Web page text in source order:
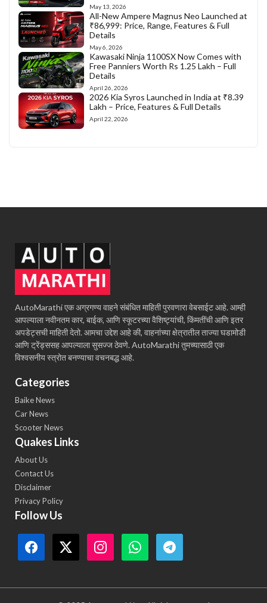
May 13, 2026
All-New Ampere Magnus Neo Launched at
₹86,999: Price, Range, Features & Full
Details
May 6, 2026
Kawasaki Ninja 1100SX Now Comes with
Free Panniers Worth Rs 1.25 Lakh – Full
Details
April 26, 2026
2026 Kia Syros Launched in India at ₹8.39
Lakh – Price, Features & Full Details
April 22, 2026
AutoMarathi एक अग्रगण्य वाहने संबंधित माहिती पुरवणारा वेबसाईट आहे. आम्ही
आपल्याला नवीनतम कार, बाईक, आणि स्कूटरच्या वैशिष्ट्यांची, किंमतींची आणि इतर
अपडेट्सची माहिती देतो. आमचा उद्देश आहे की, वाहनांच्या क्षेत्रातील ताज्या घडामोडी
आणि ट्रेंड्ससह आपल्याला सुसज्ज ठेवणे. AutoMarathi तुमच्यासाठी एक
विश्वसनीय स्त्रोत बनण्याचा वचनबद्ध आहे.
Categories
Baike News
Car News
Scooter News
Quakes Links
About Us
Contact Us
Disclaimer
Privacy Policy
Follow Us